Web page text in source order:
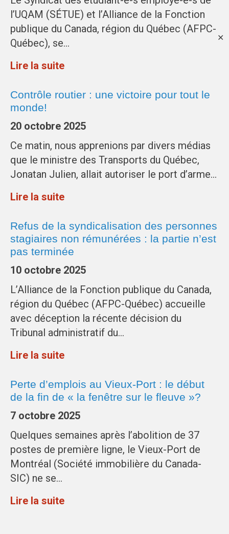
✕
l’UQAM (SÉTUE) et l’Alliance de la Fonction
publique du Canada, région du Québec (AFPC-
Québec), se…
Lire la suite
Contrôle routier : une victoire pour tout le
monde!
20 octobre 2025
Ce matin, nous apprenions par divers médias
que le ministre des Transports du Québec,
Jonatan Julien, allait autoriser le port d’arme…
Lire la suite
Refus de la syndicalisation des personnes
stagiaires non rémunérées : la partie n’est
pas terminée
10 octobre 2025
L’Alliance de la Fonction publique du Canada,
région du Québec (AFPC-Québec) accueille
avec déception la récente décision du
Tribunal administratif du…
Lire la suite
Perte d’emplois au Vieux-Port : le début
de la fin de « la fenêtre sur le fleuve »?
7 octobre 2025
Quelques semaines après l’abolition de 37
postes de première ligne, le Vieux-Port de
Montréal (Société immobilière du Canada-
SIC) ne se…
Lire la suite